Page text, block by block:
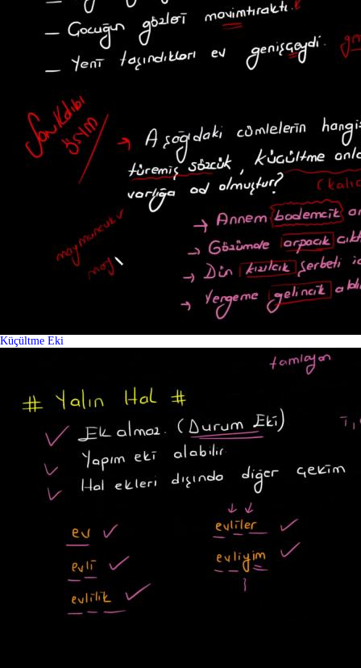
Küçültme Eki